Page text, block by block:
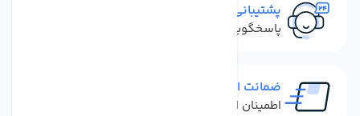
پشتیبانی سریع
پاسخگویی سریع به تماس‌ها و پیام‌ها
ضمانت اصل بودن کالا
اطمینان از خرید کالای اورجینال